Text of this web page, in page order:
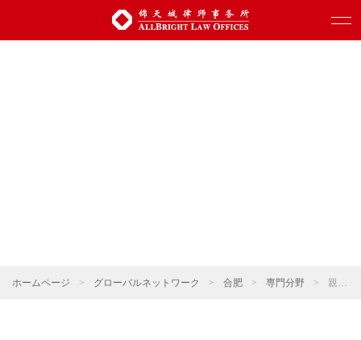
ホームページ > グローバルネットワーク > 合肥 > 専門分野 > 親族関係・ウェルスマネジメント